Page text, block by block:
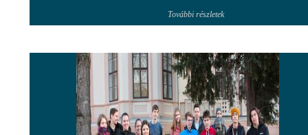
További részletek